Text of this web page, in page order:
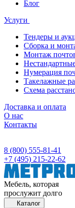
Блог
Услуги
Тендеры и
Сборка и
Монтаж
Нумерация
Такелажные
Схема
Доставка и оплата
О нас
Контакты
8 (800) 555-81-41
+7 (495) 215-22-62
Мебель, которая
прослужит долго
Каталог